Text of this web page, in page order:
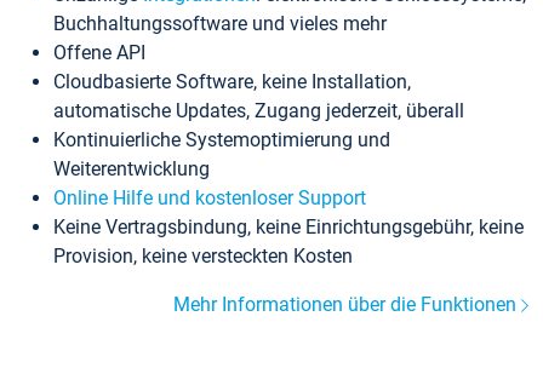
Buchhaltungssoftware und vieles mehr
Offene API
Cloudbasierte Software, keine Installation,
automatische Updates, Zugang jederzeit, überall
Kontinuierliche Systemoptimierung und
Weiterentwicklung
Online Hilfe und kostenloser Support
Keine Vertragsbindung, keine Einrichtungsgebühr, keine
Provision, keine versteckten Kosten
Mehr Informationen über die Funktionen